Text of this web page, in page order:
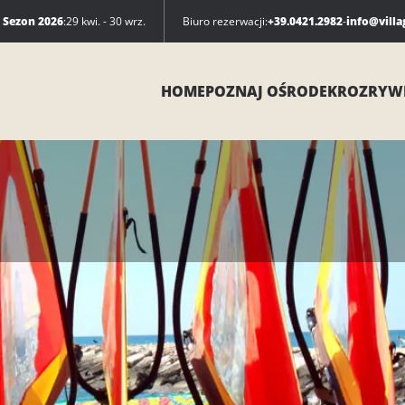
Sezon 2026:29 kwi. - 30 wrz. Biuro rezerwacji:+39.0421.2982-
HOMEPOZNAJ OŚRODEK